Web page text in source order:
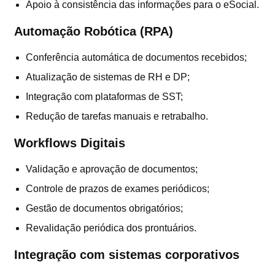
Apoio à consistência das informações para o eSocial.
Automação Robótica (RPA)
Conferência automática de documentos recebidos;
Atualização de sistemas de RH e DP;
Integração com plataformas de SST;
Redução de tarefas manuais e retrabalho.
Workflows Digitais
Validação e aprovação de documentos;
Controle de prazos de exames periódicos;
Gestão de documentos obrigatórios;
Revalidação periódica dos prontuários.
Integração com sistemas corporativos